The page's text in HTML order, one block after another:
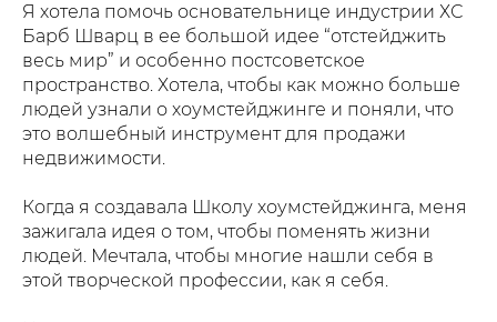
Я хотела помочь основательнице индустрии ХС
Барб Шварц в ее большой идее “отстейджить
весь мир” и особенно постсоветское
пространство. Хотела, чтобы как можно больше
людей узнали о хоумстейджинге и поняли, что
это волшебный инструмент для продажи
недвижимости.
Когда я создавала Школу хоумстейджинга, меня
зажигала идея о том, чтобы поменять жизни
людей. Мечтала, чтобы многие нашли себя в
этой творческой профессии, как я себя.